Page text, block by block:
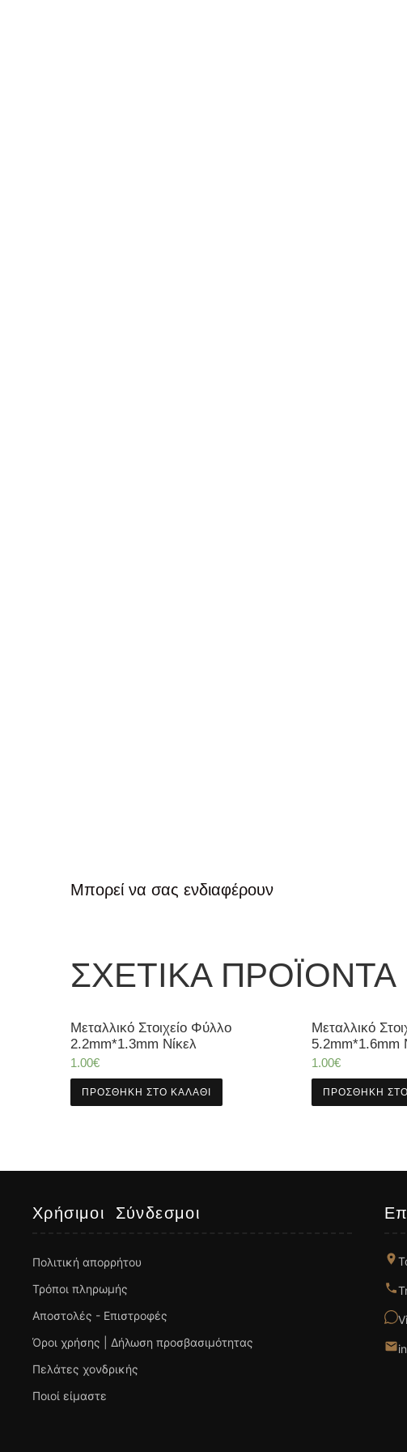
Μπορεί να σας ενδιαφέρουν
ΣΧΕΤΙΚΆ ΠΡΟΪΌΝΤΑ
Μεταλλικό Στοιχείο Φύλλο
2.2mm*1.3mm Νίκελ
1.00€
ΠΡΟΣΘΉΚΗ ΣΤΟ ΚΑΛΆΘΙ
Μεταλλικό
5.2mm*1.6mm
1.00€
ΠΡΟΣΘΉΚΗ ΣΤΟ
Χρήσιμοι Σύνδεσμοι
Πολιτική απορρήτου
Τρόποι πληρωμής
Αποστολές - Επιστροφές
Όροι χρήσης | Δήλωση προσβασιμότητας
Πελάτες χονδρικής
Ποιοί είμαστε